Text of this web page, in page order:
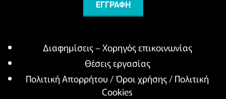
Διαφημίσεις – Χορηγός επικοινωνίας
Θέσεις εργασίας
Πολιτική Απορρήτου / Όροι χρήσης / Πολιτική
Cookies